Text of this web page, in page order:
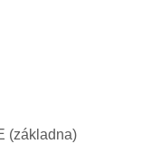
(základna)